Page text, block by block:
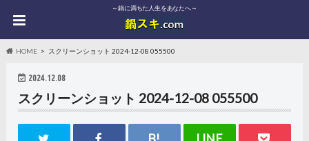
～鍋に満ちた人生をあなたへ～
HOME スクリーンショット 2024-12-08 055500
2024.12.08
スクリーンショット 2024-12-08 055500